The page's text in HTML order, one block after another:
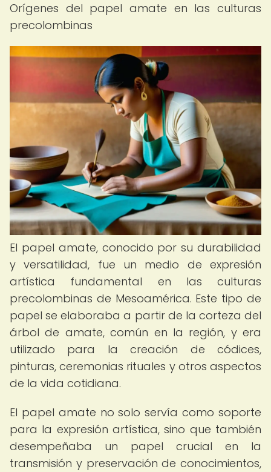
Orígenes del papel amate en las culturas
precolombinas
El papel amate, conocido por su durabilidad
y versatilidad, fue un medio de expresión
artística fundamental en las culturas
precolombinas de Mesoamérica. Este tipo de
papel se elaboraba a partir de la corteza del
árbol de amate, común en la región, y era
utilizado para la creación de códices,
pinturas, ceremonias rituales y otros aspectos
de la vida cotidiana.
El papel amate no solo servía como soporte
para la expresión artística, sino que también
desempeñaba un papel crucial en la
transmisión y preservación de conocimientos,